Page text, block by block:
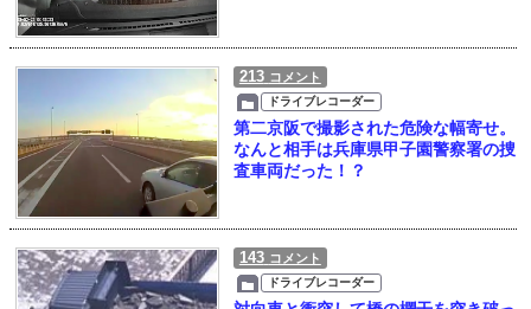
213 コメント
ドライブレコーダー
第二京阪で撮影された危険な幅寄せ。
なんと相手は兵庫県甲子園警察署の捜
査車両だった！？
143 コメント
ドライブレコーダー